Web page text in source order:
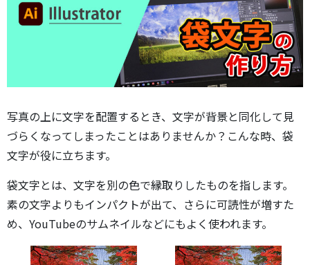
写真の上に文字を配置するとき、文字が背景と同化して見
づらくなってしまったことはありませんか？こんな時、袋
文字が役に立ちます。
袋文字とは、文字を別の色で縁取りしたものを指します。
素の文字よりもインパクトが出て、さらに可読性が増すた
め、YouTubeのサムネイルなどにもよく使われます。